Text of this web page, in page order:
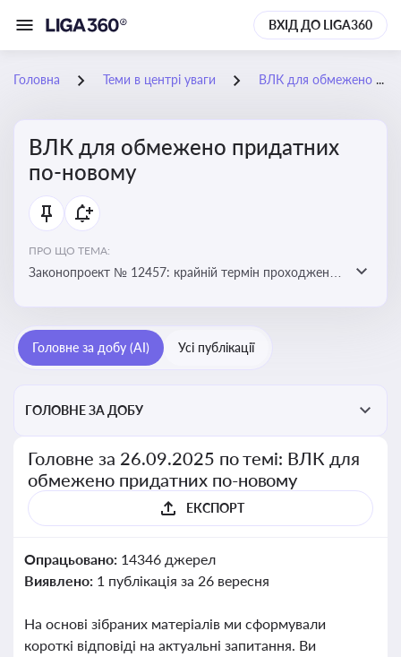
ВХІД ДО LIGA360
Головна Теми в центрі уваги ВЛК для обмежено придатних по-новому
ВЛК для обмежено придатних
по-новому
ПРО ЩО ТЕМА:
Законопроект № 12457: крайній термін проходження
Головне за добу (AI) Усі публікації
ГОЛОВНЕ ЗА ДОБУ
Головне за 26.09.2025 по темі: ВЛК для
обмежено придатних по-новому
ЕКСПОРТ
Опрацьовано: 14346 джерел
Виявлено: 1 публікація за 26 вересня
На основі зібраних матеріалів ми сформували
короткі відповіді на актуальні запитання. Ви